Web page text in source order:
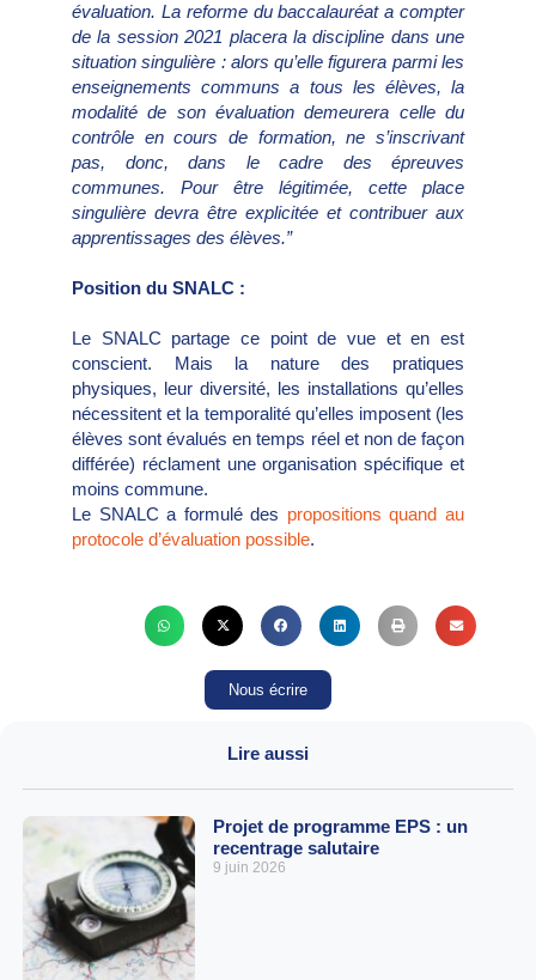
évaluation. La reforme du baccalauréat a compter
de la session 2021 placera la discipline dans une
situation singulière : alors qu’elle figurera parmi les
enseignements communs a tous les élèves, la
modalité de son évaluation demeurera celle du
contrôle en cours de formation, ne s’inscrivant
pas, donc, dans le cadre des épreuves
communes. Pour être légitimée, cette place
singulière devra être explicitée et contribuer aux
apprentissages des élèves.”
Position du SNALC :
Le SNALC partage ce point de vue et en est
conscient. Mais la nature des pratiques
physiques, leur diversité, les installations qu’elles
nécessitent et la temporalité qu’elles imposent (les
élèves sont évalués en temps réel et non de façon
différée) réclament une organisation spécifique et
moins commune.
Le SNALC a formulé des propositions quand au
protocole d’évaluation possible.
Nous écrire
Lire aussi
Projet de programme EPS : un
recentrage salutaire
9 juin 2026